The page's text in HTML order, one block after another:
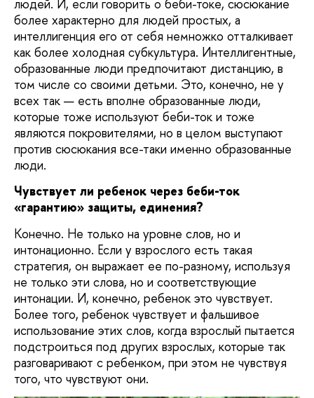
людей. И, если говорить о беби-токе, сюсюкание
более характерно для людей простых, а
интеллигенция его от себя немножко отталкивает
как более холодная субкультура. Интеллигентные,
образованные люди предпочитают дистанцию, в
том числе со своими детьми. Это, конечно, не у
всех так — есть вполне образованные люди,
которые тоже используют беби-ток и тоже
являются покровителями, но в целом выступают
против сюсюкания все-таки именно образованные
люди.
Чувствует ли ребенок через беби-ток
«гарантию» защиты, единения?
Конечно. Не только на уровне слов, но и
интонационно. Если у взрослого есть такая
стратегия, он выражает ее по-разному, используя
не только эти слова, но и соответствующие
интонации. И, конечно, ребенок это чувствует.
Более того, ребенок чувствует и фальшивое
использование этих слов, когда взрослый пытается
подстроиться под других взрослых, которые так
разговаривают с ребенком, при этом не чувствуя
того, что чувствуют они.